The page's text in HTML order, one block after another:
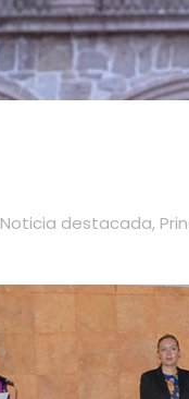
Noticia destacada,